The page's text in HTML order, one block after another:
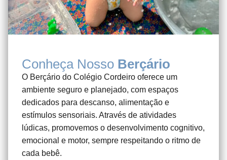
Conheça Nosso Berçário
O Berçário do Colégio Cordeiro oferece um
ambiente seguro e planejado, com espaços
dedicados para descanso, alimentação e
estímulos sensoriais. Através de atividades
lúdicas, promovemos o desenvolvimento cognitivo,
emocional e motor, sempre respeitando o ritmo de
cada bebê.